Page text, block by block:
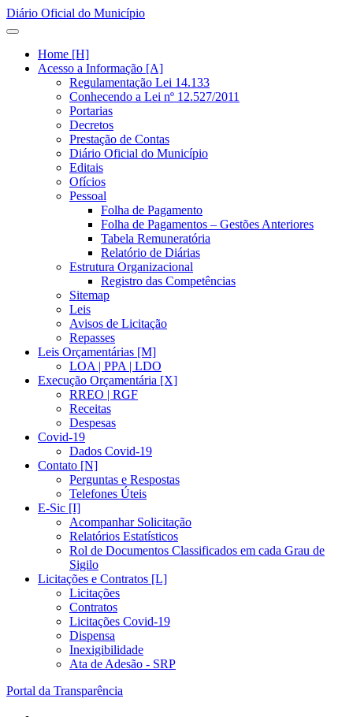
Diário Oficial do Município
Home [H]
Acesso a Informação [A]
Regulamentação Lei 14.133
Conhecendo a Lei nº 12.527/2011
Portarias
Decretos
Prestação de Contas
Diário Oficial do Município
Editais
Ofícios
Pessoal
Folha de Pagamento
Folha de Pagamentos – Gestões Anteriores
Tabela Remuneratória
Relatório de Diárias
Estrutura Organizacional
Registro das Competências
Sitemap
Leis
Avisos de Licitação
Repasses
Leis Orçamentárias [M]
LOA | PPA | LDO
Execução Orçamentária [X]
RREO | RGF
Receitas
Despesas
Covid-19
Dados Covid-19
Contato [N]
Perguntas e Respostas
Telefones Úteis
E-Sic [I]
Acompanhar Solicitação
Relatórios Estatísticos
Rol de Documentos Classificados em cada Grau de
Sigilo
Licitações e Contratos [L]
Licitações
Contratos
Licitações Covid-19
Dispensa
Inexigibilidade
Ata de Adesão - SRP
Portal da Transparência